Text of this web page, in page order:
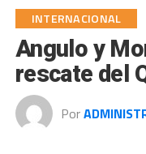
INTERNACIONAL
Angulo y
rescate del
Por